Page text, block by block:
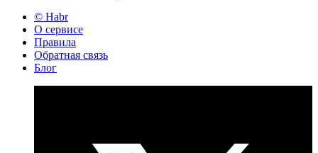
© Habr
О сервисе
Правила
Обратная связь
Блог